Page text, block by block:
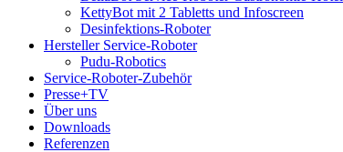
KettyBot mit 2 Tabletts und Infoscreen
Desinfektions-Roboter
Hersteller Service-Roboter
Pudu-Robotics
Service-Roboter-Zubehör
Presse+TV
Über uns
Downloads
Referenzen